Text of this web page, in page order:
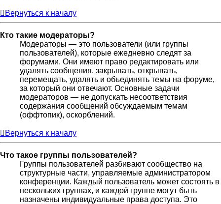
Вернуться к началу
Кто такие модераторы?
Модераторы — это пользователи (или группы
пользователей), которые ежедневно следят за
форумами. Они имеют право редактировать или
удалять сообщения, закрывать, открывать,
перемещать, удалять и объединять темы на форуме,
за который они отвечают. Основные задачи
модераторов — не допускать несоответствия
содержания сообщений обсуждаемым темам
(оффтопик), оскорблений.
Вернуться к началу
Что такое группы пользователей?
Группы пользователей разбивают сообщество на
структурные части, управляемые администратором
конференции. Каждый пользователь может состоять в
нескольких группах, и каждой группе могут быть
назначены индивидуальные права доступа. Это